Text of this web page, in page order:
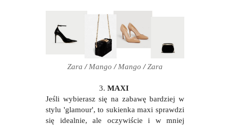
Zara / Mango / Mango / Zara
3. MAXI
Jeśli wybierasz się na zabawę bardziej w
stylu 'glamour', to sukienka maxi sprawdzi
się idealnie, ale oczywiście i w mniej